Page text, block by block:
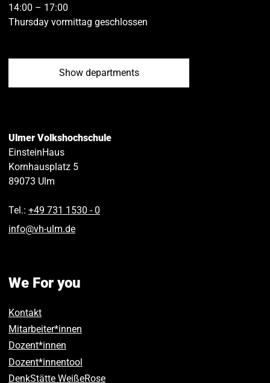
14:00 – 17:00
Thursday vormittag geschlossen
Show departments
Ulmer Volkshochschule
EinsteinHaus
Kornhausplatz 5
89073 Ulm
Tel.: +49 731 1530 ‑ 0
info@vh-ulm.de
We For you
Kontakt
Mitarbeiter*innen
Dozent*innen
Dozent*innentool
DenkStätte WeißeRose